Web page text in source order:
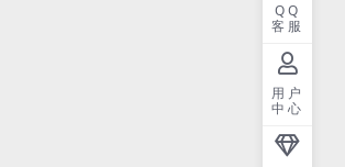
QQ
客服
用户
中心